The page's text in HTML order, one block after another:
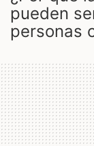
pueden
personas